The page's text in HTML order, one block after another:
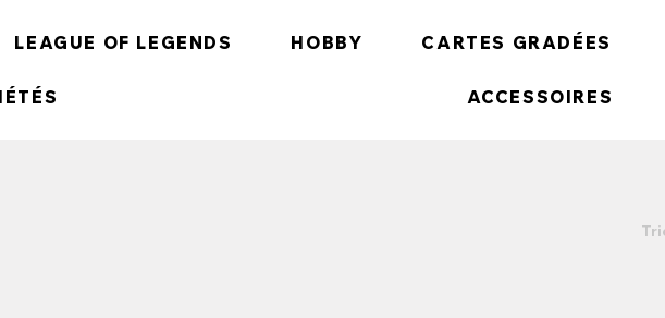
LEAGUE OF LEGENDS HOBBY CARTES GRADÉES
ACCESSOIRES